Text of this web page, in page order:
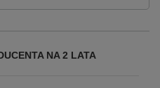
NA 2 LATA